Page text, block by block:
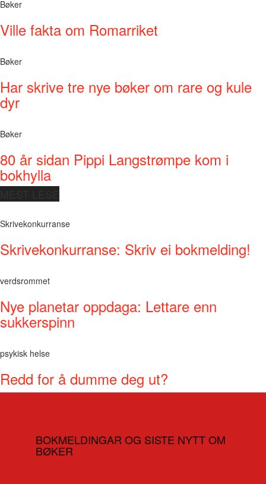
Bøker
Ville fakta om Romarriket
Bøker
Har skrive tre nye bøker om rare og kule
dyr
Bøker
80 år sidan Pippi Langstrømpe kom i
bokhylla
Skrivekonkurranse
Skrivekonkurranse: Skriv ei bokmelding!
verdsrommet
Nye planetar oppdaga: Lettare enn
sukkerspinn
psykisk helse
Redd for å dumme deg ut?
BOKMELDINGAR OG SISTE NYTT OM
BØKER